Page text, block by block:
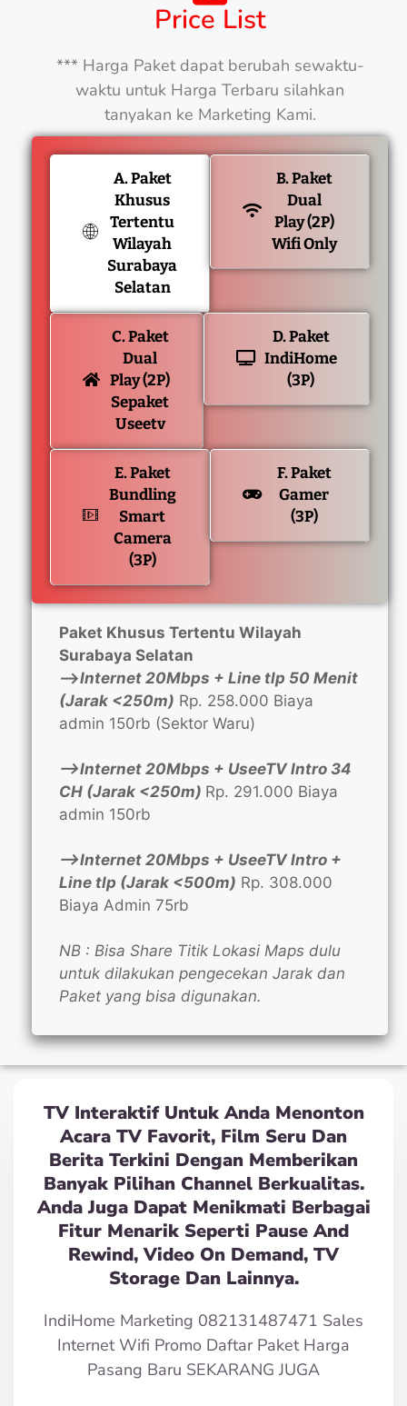
Price List
*** Harga Paket dapat berubah sewaktu-
waktu untuk Harga Terbaru silahkan
tanyakan ke Marketing Kami.
A. Paket
Khusus
Tertentu
Wilayah
Surabaya
Selatan
B. Paket
Dual
Play (2P)
Wifi Only
C. Paket
Dual
Play (2P)
Sepaket
Useetv
D. Paket
IndiHome
(3P)
E. Paket
Bundling
Smart
Camera
(3P)
F. Paket
Gamer
(3P)
Paket Khusus Tertentu Wilayah
Surabaya Selatan
—>Internet 20Mbps + Line tlp 50 Menit
(Jarak <250m) Rp. 258.000 Biaya
admin 150rb (Sektor Waru)
—>Internet 20Mbps + UseeTV Intro 34
CH (Jarak <250m) Rp. 291.000 Biaya
admin 150rb
—>Internet 20Mbps + UseeTV Intro +
Line tlp (Jarak <500m) Rp. 308.000
Biaya Admin 75rb
NB : Bisa Share Titik Lokasi Maps dulu
untuk dilakukan pengecekan Jarak dan
Paket yang bisa digunakan.
TV Interaktif Untuk Anda Menonton
Acara TV Favorit, Film Seru Dan
Berita Terkini Dengan Memberikan
Banyak Pilihan Channel Berkualitas.
Anda Juga Dapat Menikmati Berbagai
Fitur Menarik Seperti Pause And
Rewind, Video On Demand, TV
Storage Dan Lainnya.
IndiHome Marketing 082131487471 Sales
Internet Wifi Promo Daftar Paket Harga
Pasang Baru SEKARANG JUGA